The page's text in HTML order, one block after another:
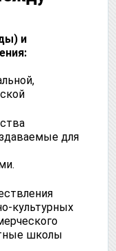
и
для
культурных
школы